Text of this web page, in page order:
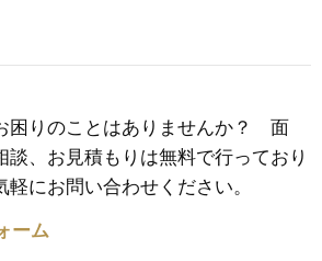
困りのことはありませんか？ 面
談、お見積もりは無料で行っており
にお問い合わせください。
ーム